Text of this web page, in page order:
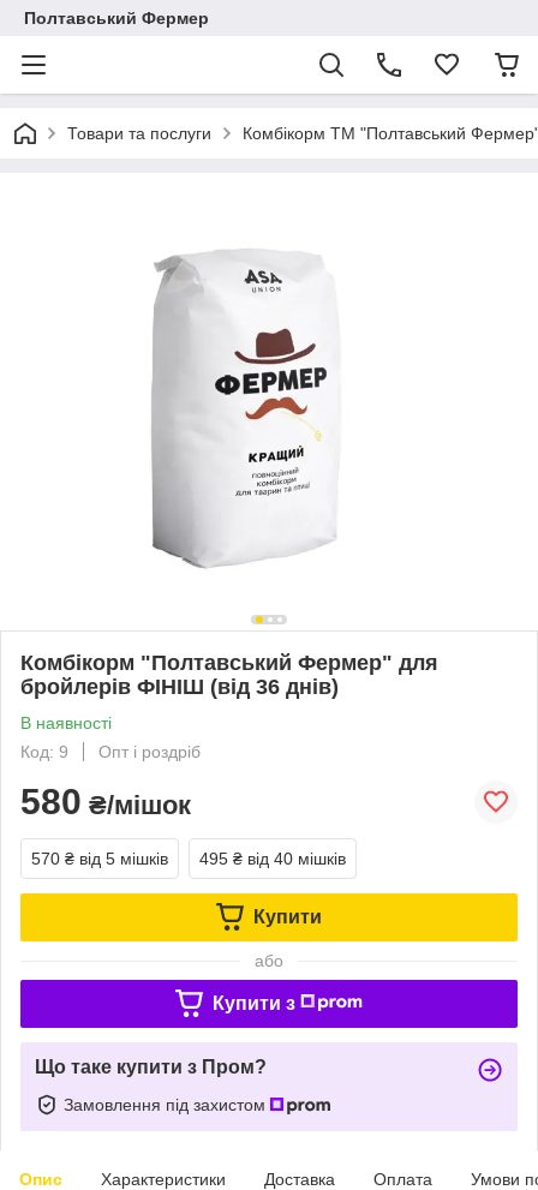
Полтавський Фермер
Товари та послуги Комбікорм ТМ "Полтавський
Комбікорм "Полтавський Фермер" для
бройлерів ФІНІШ (від 36 днів)
В наявності
Код: 9
Опт і роздріб
580 ₴/мішок
570 ₴ від 5 мішків 495 ₴ від 40 мішків
Купити
або
Купити з
Що таке купити з Пром?
Замовлення під захистом
Опис Характеристики Доставка Оплата Умови